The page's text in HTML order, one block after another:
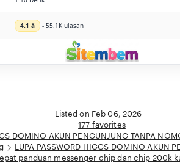
4.1 â­ - 55.1K ulasan
Listed on Feb 06, 2026
177 favorites
DOMINO AKUN PENGUNJUNG TANPA
LUPA PASSWORD HIGGS DOMINO AKUN
panduan messenger chip dan chip 200k